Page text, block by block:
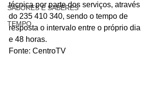
SABORES E SABERES
TEMPO
técnica por parte dos serviços, através
do 235 410 340, sendo o tempo de
resposta o intervalo entre o próprio dia
e 48 horas.
Fonte: CentroTV